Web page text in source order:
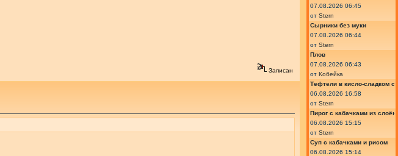
Записан
07.08.2026 06:45
от Stern
Сырники без муки
07.08.2026 06:44
от Stern
Плов
07.08.2026 06:43
от Кобейка
Тефтели в кисло-сладком
06.08.2026 16:58
от Stern
Пирог с кабачками из
06.08.2026 15:15
от Stern
Суп с кабачками и рисом
06.08.2026 15:14